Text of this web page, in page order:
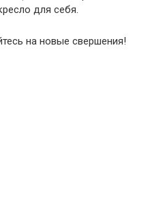
для себя.
на новые свершения!